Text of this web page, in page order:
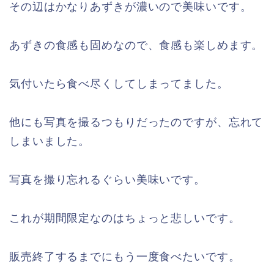
その辺はかなりあずきが濃いので美味いです。
あずきの食感も固めなので、食感も楽しめます。
気付いたら食べ尽くしてしまってました。
他にも写真を撮るつもりだったのですが、忘れて
しまいました。
写真を撮り忘れるぐらい美味いです。
これが期間限定なのはちょっと悲しいです。
販売終了するまでにもう一度食べたいです。